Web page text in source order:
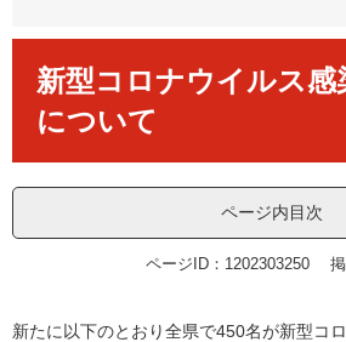
新型コロナウイルス感
について
ページ内目次
ページID：1202303250
新たに以下のとおり全県で450名が新型コ